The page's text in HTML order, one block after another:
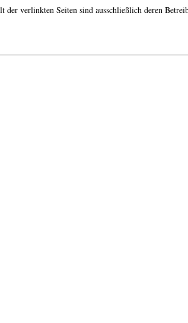
verlinkten Seiten sind ausschließlich deren